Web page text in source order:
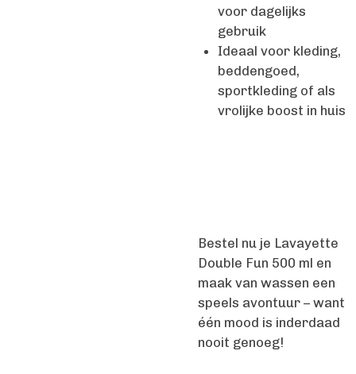
voor dagelijks
gebruik
Ideaal voor kleding,
beddengoed,
sportkleding of als
vrolijke boost in huis
Bestel nu je Lavayette
Double Fun 500 ml en
maak van wassen een
speels avontuur – want
één mood is inderdaad
nooit genoeg!